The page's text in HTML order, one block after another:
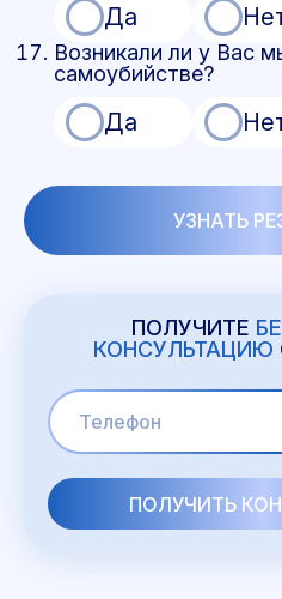
Да
Возникали ли у Вас
самоубийстве?
Да
УЗНАТЬ
ПОЛУЧИТЕ
КОНСУЛЬТАЦИЮ